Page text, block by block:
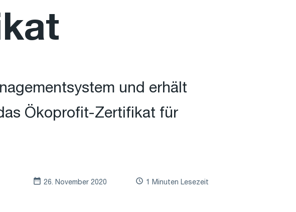
und erhält
Ökoprofit-Zertifikat für
26. November 2020 1 Minuten Lesezeit